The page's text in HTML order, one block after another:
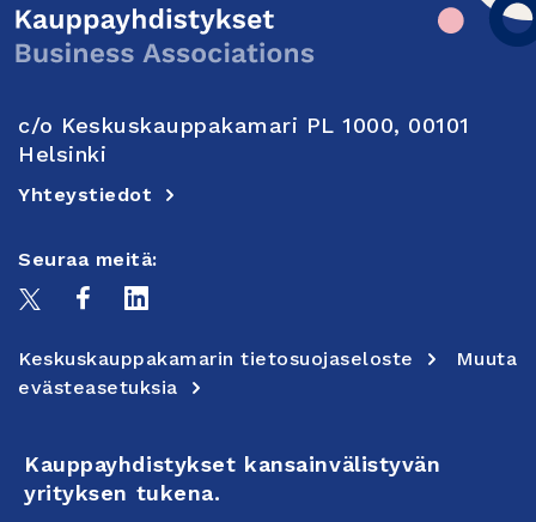
c/o Keskuskauppakamari PL 1000, 00101
Helsinki
Yhteystiedot
Seuraa meitä:
Keskuskauppakamarin tietosuojaseloste
Muuta
evästeasetuksia
Kauppayhdistykset kansainvälistyvän
yrityksen tukena.